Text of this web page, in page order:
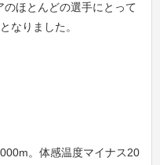
ほとんどの選手にとって
なりました。
。体感温度マイナス20